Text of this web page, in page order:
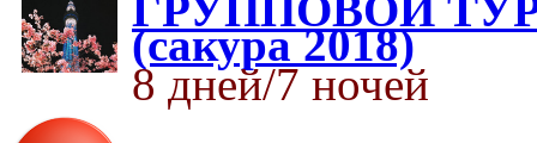
(сакура 2018)
8 дней/7 ночей